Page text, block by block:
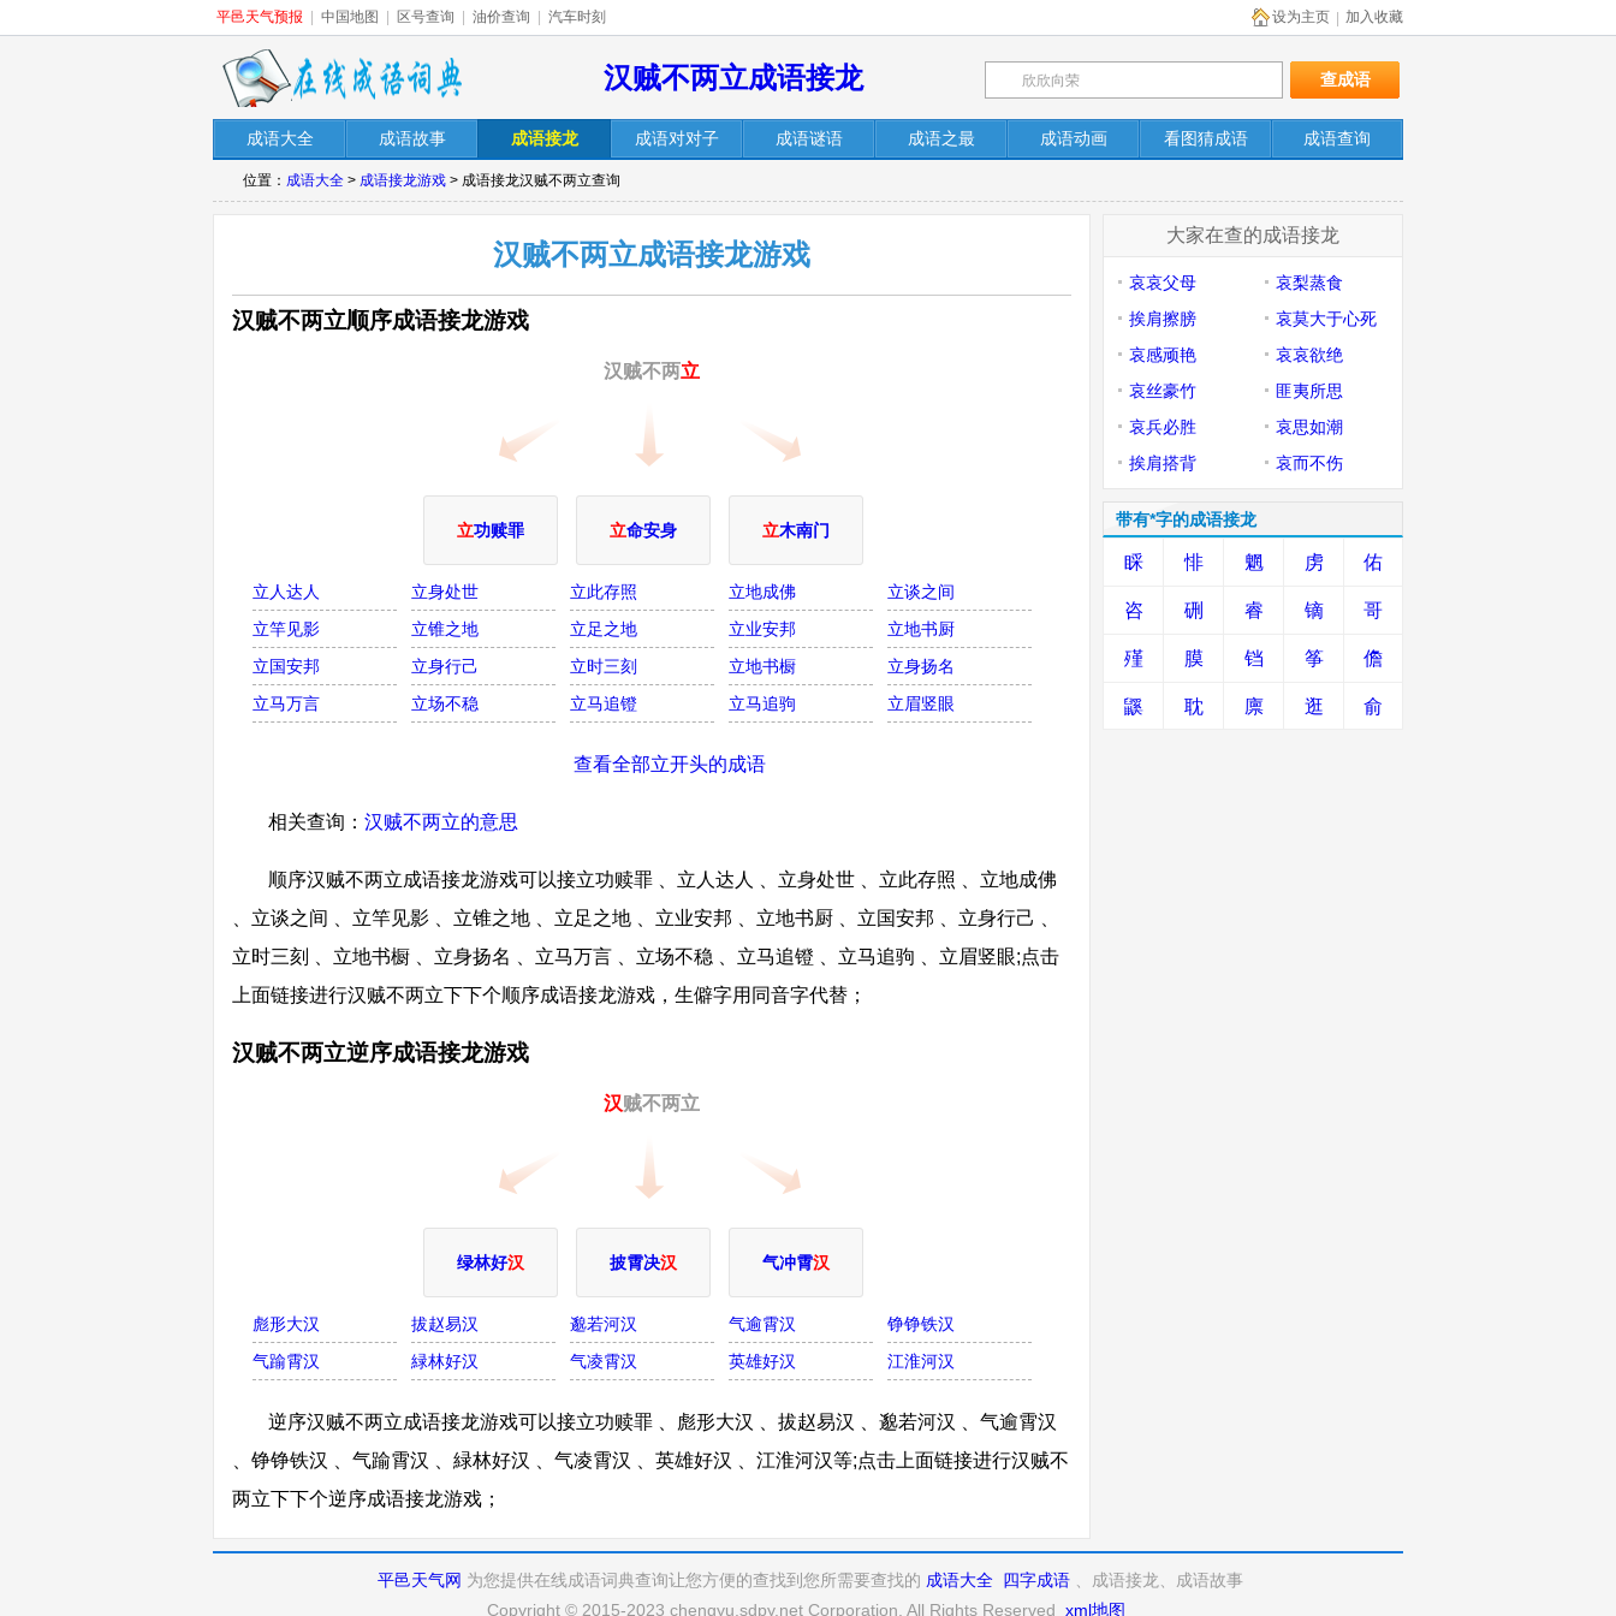
平邑天气预报 中国地图 区号查询 油价查询 汽车时刻 加入收藏
设为主页
汉贼不两立成语接龙
成语大全 成语故事 成语接龙 成语对对子 成语谜语 成语之最 成语动画 看图猜成语 成语查询
位置： 成语大全 > 成语接龙游戏 > 成语接龙汉贼不两立查询
汉贼不两立成语接龙游戏
汉贼不两立顺序成语接龙游戏
汉贼不两立
立功赎罪 立命安身 立木南门
立人达人 立身处世 立此存照 立地成佛
立谈之间
立竿见影
立锥之地 立足之地 立业安邦
立地书厨
立国安邦
立身行己 立时三刻 立地书橱
立身扬名
立马万言
立场不稳 立马追镫 立马追驹 立眉竖眼
查看全部立开头的成语
相关查询： 汉贼不两立的意思
顺序汉贼不两立成语接龙游戏可以接立功赎罪 、立人达人 、立身处世 、立此存照 、立地成佛
、立谈之间 、立竿见影 、立锥之地 、立足之地 、立业安邦 、立地书厨 、立国安邦 、立身行己 、
立时三刻 、立地书橱 、立身扬名 、立马万言 、立场不稳 、立马追镫 、立马追驹 、立眉竖眼;点击
上面链接进行汉贼不两立下下个顺序成语接龙游戏，生僻字用同音字代替；
汉贼不两立逆序成语接龙游戏
汉贼不两立
绿林好汉 披霄决汉 气冲霄汉
彪形大汉 拔赵易汉 邈若河汉 气逾霄汉
铮铮铁汉
气踰霄汉
緑林好汉 气凌霄汉 英雄好汉 江淮河汉
逆序汉贼不两立成语接龙游戏可以接立功赎罪 、彪形大汉 、拔赵易汉 、邈若河汉 、气逾霄汉
、铮铮铁汉 、气踰霄汉 、緑林好汉 、气凌霄汉 、英雄好汉 、江淮河汉等;点击上面链接进行汉贼不
两立下下个逆序成语接龙游戏；
大家在查的成语接龙
哀哀父母
哀梨蒸食
挨肩擦膀
哀莫大于心死
哀感顽艳
哀哀欲绝
哀丝豪竹
匪夷所思
哀兵必胜
哀思如潮
挨肩搭背
哀而不伤
带有*字的成语接龙
睬 悱 魍 虏 佑
咨 硎 睿 镝 哥
殣 膜 铛 筝 儋
鼷 耽 廪 逛 俞
平邑天气网 为您提供在线成语词典查询让您方便的查找到您所需要查找的 成语大全 四字成语
、成语接龙、成语故事
Copyright © 2015-2023 chengyu.sdpy.net Corporation, All Rights Reserved xml地图